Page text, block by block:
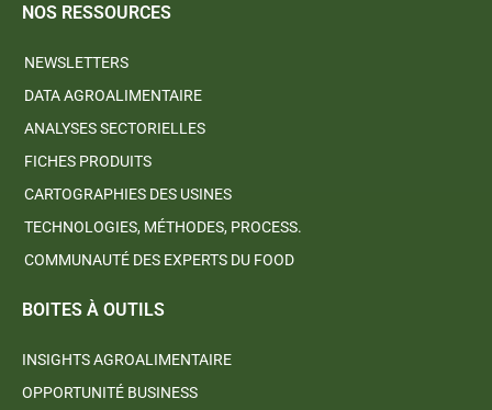
NOS RESSOURCES
NEWSLETTERS
DATA AGROALIMENTAIRE
ANALYSES SECTORIELLES
FICHES PRODUITS
CARTOGRAPHIES DES USINES
TECHNOLOGIES, MÉTHODES, PROCESS.
COMMUNAUTÉ DES EXPERTS DU FOOD
BOITES À OUTILS
INSIGHTS AGROALIMENTAIRE
OPPORTUNITÉ BUSINESS